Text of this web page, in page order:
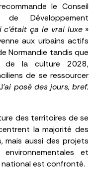
le Conseil
Développement
ça le vrai luxe »
aux urbains actifs
Normandie tandis que
de la culture 2028,
de se ressourcer
’ai posé des jours, bref.
des territoires de se
la majorité des
mais aussi des projets
et
est confronté.